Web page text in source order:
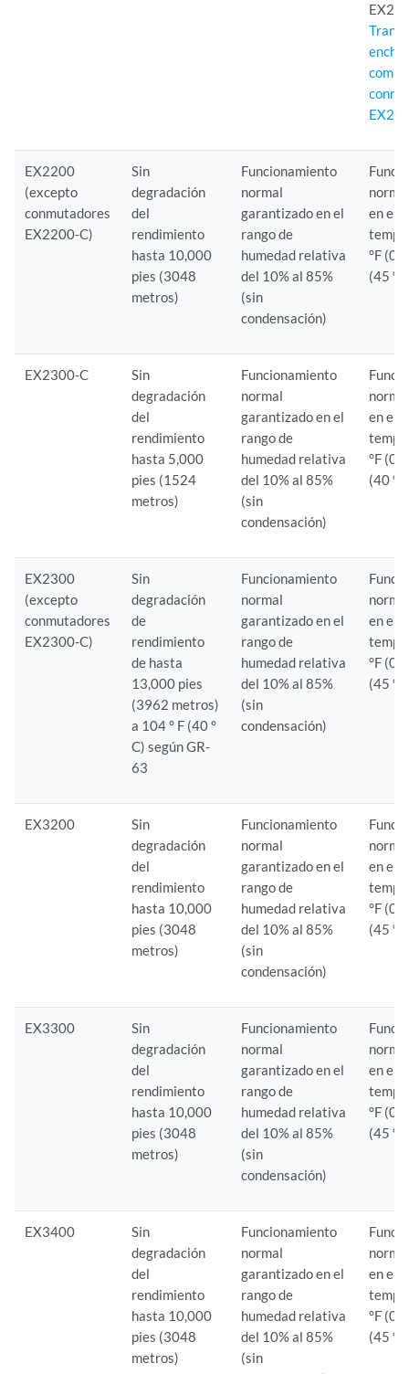
EX2200
(excepto
conmutadores
EX2200-C)
Sin
degradación
del
rendimiento
hasta 10,000
pies (3048
metros)
Funcionamiento
normal
garantizado en el
rango de
humedad relativa
del 10% al 85%
(sin
condensación)
en el
°F (0
(45
EX2300-C
Sin
degradación
del
rendimiento
hasta 5,000
pies (1524
metros)
Funcionamiento
normal
garantizado en el
rango de
humedad relativa
del 10% al 85%
(sin
condensación)
en el
°F (0
(40
EX2300
(excepto
conmutadores
EX2300-C)
Sin
degradación
de
rendimiento
de hasta
13,000 pies
(3962 metros)
a 104 ° F (40 °
C) según GR-
63
Funcionamiento
normal
garantizado en el
rango de
humedad relativa
del 10% al 85%
(sin
condensación)
en el
°F (0
(45
EX3200
Sin
degradación
del
rendimiento
hasta 10,000
pies (3048
metros)
Funcionamiento
normal
garantizado en el
rango de
humedad relativa
del 10% al 85%
(sin
condensación)
en el
°F (0
(45
EX3300
Sin
degradación
del
rendimiento
hasta 10,000
pies (3048
metros)
Funcionamiento
normal
garantizado en el
rango de
humedad relativa
del 10% al 85%
(sin
condensación)
en el
°F (0
(45
EX3400
Sin
degradación
del
rendimiento
hasta 10,000
pies (3048
metros)
Funcionamiento
normal
garantizado en el
rango de
humedad relativa
del 10% al 85%
(sin
en el
°F (0
(45